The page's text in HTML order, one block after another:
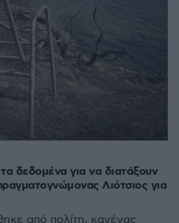
δεδομένα για να διατάξουν
Λιότσιος για
από πολίτη, κανένας